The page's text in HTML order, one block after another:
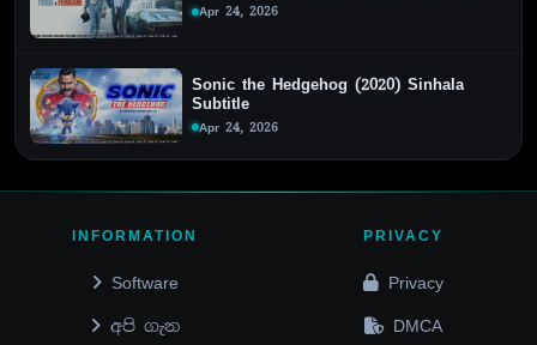
Apr 24, 2026
Sonic the Hedgehog (2020) Sinhala
Subtitle
Apr 24, 2026
INFORMATION
Software
අපි ගැන
PRIVACY
Privacy
DMCA